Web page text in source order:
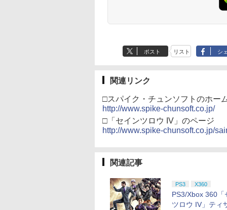
ポスト リスト シ
関連リンク
□スパイク・チュンソフトのホー
http://www.spike-chunsoft.co.jp/
□「セインツロウ IV」のページ
http://www.spike-chunsoft.co.jp/
関連記事
PS3 X360
PS3/Xbox 360「
ツロウ IV」ティ